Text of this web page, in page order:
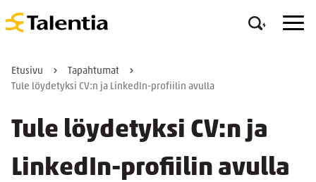
Etusivu
Tapahtumat
Tule löydetyksi CV:n ja LinkedIn-profiilin avulla
Tule löydetyksi CV:n ja
LinkedIn-profiilin avulla